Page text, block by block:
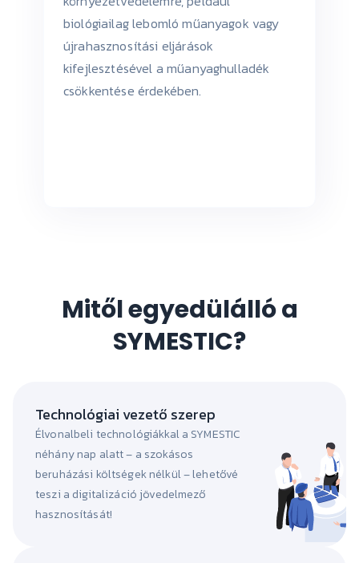
biológiailag lebomló műanyagok vagy
újrahasznosítási eljárások
kifejlesztésével a műanyaghulladék
csökkentése érdekében.
Mitől egyedülálló a
SYMESTIC?
Technológiai vezető szerep
Élvonalbeli technológiákkal a SYMESTIC
néhány nap alatt – a szokásos
beruházási költségek nélkül – lehetővé
teszi a digitalizáció jövedelmező
hasznosítását!